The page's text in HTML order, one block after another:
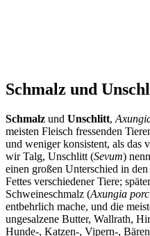
Schmalz und
Schmalz und Unschlitt,
meisten Fleisch fressenden
und weniger konsistent, als das
wir Talg, Unschlitt (Sevum)
einen großen Unterschied in
Fettes verschiedener Tiere;
Schweineschmalz (Axungia
entbehrlich mache, und die
ungesalzene Butter, Wallrath,
Hunde-, Katzen-, Vipern-,